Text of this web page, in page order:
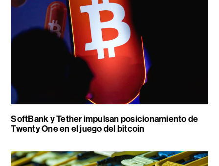
SoftBank y Tether impulsan posicionamiento de
Twenty One en el juego del bitcoin